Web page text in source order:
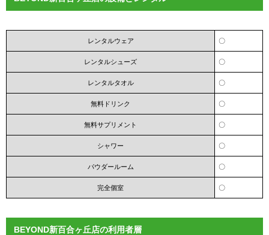
レンタルウェア 〇
レンタルシューズ 〇
レンタルタオル 〇
無料ドリンク 〇
無料サプリメント 〇
シャワー 〇
パウダールーム 〇
完全個室 〇
BEYOND新百合ヶ丘店の利用者層